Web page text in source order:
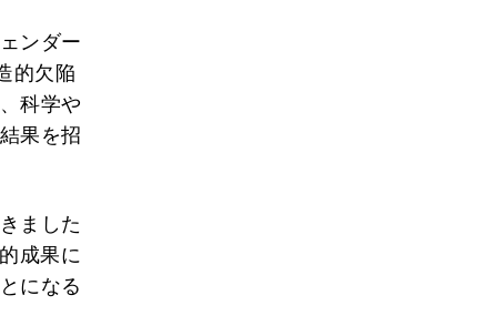
ンダー
的欠陥
科学や
果を招
ました
成果に
になる